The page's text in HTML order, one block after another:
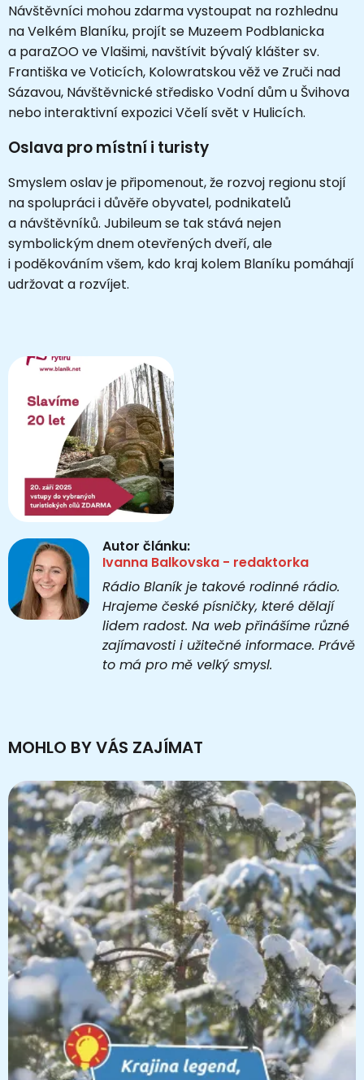
Návštěvníci mohou zdarma vystoupat na rozhlednu
na Velkém Blaníku, projít se Muzeem Podblanicka
a paraZOO ve Vlašimi, navštívit bývalý klášter sv.
Františka ve Voticích, Kolowratskou věž ve Zruči nad
Sázavou, Návštěvnické středisko Vodní dům u Švihova
nebo interaktivní expozici Včelí svět v Hulicích.
Oslava pro místní i turisty
Smyslem oslav je připomenout, že rozvoj regionu stojí
na spolupráci i důvěře obyvatel, podnikatelů
a návštěvníků. Jubileum se tak stává nejen
symbolickým dnem otevřených dveří, ale
i poděkováním všem, kdo kraj kolem Blaníku pomáhají
udržovat a rozvíjet.
Autor článku:
Ivanna Balkovska - redaktorka
Rádio Blaník je takové rodinné rádio.
Hrajeme české písničky, které dělají
lidem radost. Na web přinášíme různé
zajímavosti i užitečné informace. Právě
to má pro mě velký smysl.
MOHLO BY VÁS ZAJÍMAT